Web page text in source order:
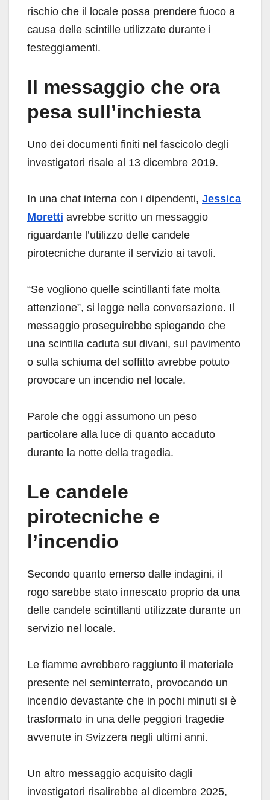
rischio che il locale possa prendere fuoco a
causa delle scintille utilizzate durante i
festeggiamenti.
Il messaggio che ora
pesa sull’inchiesta
Uno dei documenti finiti nel fascicolo degli
investigatori risale al 13 dicembre 2019.
In una chat interna con i dipendenti, Jessica
Moretti avrebbe scritto un messaggio
riguardante l’utilizzo delle candele
pirotecniche durante il servizio ai tavoli.
“Se vogliono quelle scintillanti fate molta
attenzione”, si legge nella conversazione. Il
messaggio proseguirebbe spiegando che
una scintilla caduta sui divani, sul pavimento
o sulla schiuma del soffitto avrebbe potuto
provocare un incendio nel locale.
Parole che oggi assumono un peso
particolare alla luce di quanto accaduto
durante la notte della tragedia.
Le candele
pirotecniche e
l’incendio
Secondo quanto emerso dalle indagini, il
rogo sarebbe stato innescato proprio da una
delle candele scintillanti utilizzate durante un
servizio nel locale.
Le fiamme avrebbero raggiunto il materiale
presente nel seminterrato, provocando un
incendio devastante che in pochi minuti si è
trasformato in una delle peggiori tragedie
avvenute in Svizzera negli ultimi anni.
Un altro messaggio acquisito dagli
investigatori risalirebbe al dicembre 2025,